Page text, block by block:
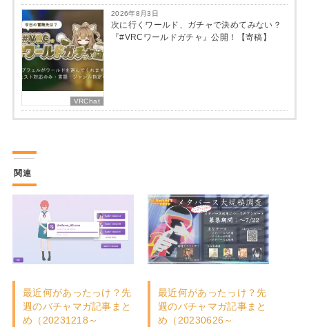
VRChat
2026年8月3日
次に行くワールド、ガチャで決めてみない？
『#VRCワールドガチャ』公開！【寄稿】
関連
最近何があったっけ？先
週のバチャマガ記事まと
め（20231218～
最近何があったっけ？先
週のバチャマガ記事まと
め（20230626～